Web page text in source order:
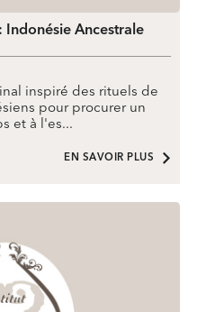
Ancestrale
inspiré des rituels de
pour procurer un
et à l'es...
EN SAVOIR PLUS